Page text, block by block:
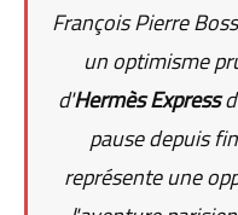
François Pierre
un optimisme
d'Hermès Express
pause depuis
représente une